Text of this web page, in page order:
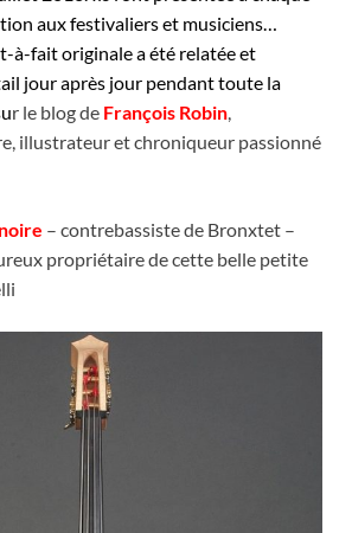
aux festivaliers et musiciens…
à-fait originale a été relatée et
jour après jour pendant toute la
r le blog de François Robin,
illustrateur et chroniqueur passionné
– contrebassiste de Bronxtet –
propriétaire de cette belle petite